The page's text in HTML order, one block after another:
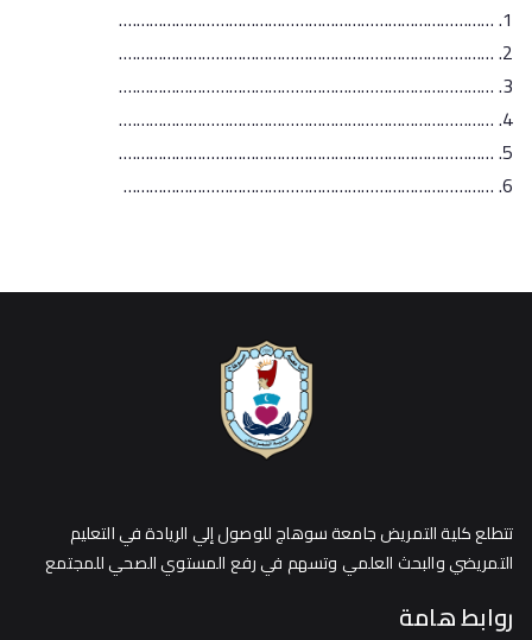
………………………………………………………………………….
………………………………………………………………………….
………………………………………………………………………….
………………………………………………………………………….
………………………………………………………………………….
…………………………………………………………………………
تتطلع كلية التمريض جامعة سوهاج للوصول إلي الريادة في التعليم
التمريضي والبحث العلمي وتسهم في رفع المستوي الصحي للمجتمع
روابط هامة